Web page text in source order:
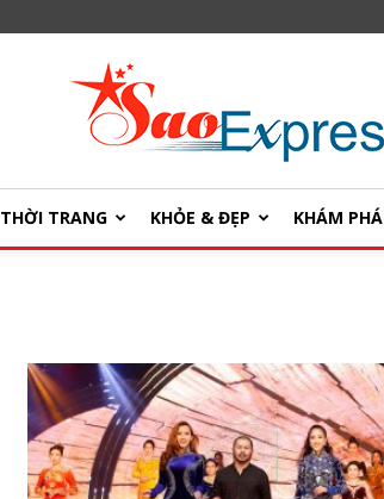
SaoExpress
THỜI TRANG KHỎE & ĐẸP KHÁM PHÁ